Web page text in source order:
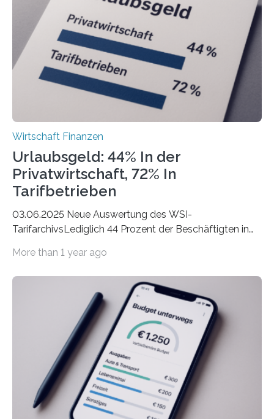
eigene freiberufliche Existenz, dahinter folgten die
Städte Hamburg, München und Köln. Betrachtet man
hingegen die Existenzgründungsintensität – die Anzahl
der freiberuflichen Gründungen je…
Wirtschaft Finanzen
Urlaubsgeld: 44% In der
Privatwirtschaft, 72% In
Tarifbetrieben
03.06.2025 Neue Auswertung des WSI-
TarifarchivsLediglich 44 Prozent der Beschäftigten in
tarifgebundenen Betrieben ist der Anteil mit 72 Prozent
Unterkünfte fast überall deutlich teurer geworden. Für
viele Beschäftigte ist deshalb das zumeist im Juni oder
Juli ausgezahlte Urlaubsgeld ein wichtiger Faktor, um
sich den wohlverdienten Jahresurlaub leisten zu
können. Allerdings erhält mit 44 Prozent noch nicht
einmal die Hälfte aller Beschäftigten in der
Privatwirtschaft Urlaubsgeld. Zu diesem…
More than 1 year ago